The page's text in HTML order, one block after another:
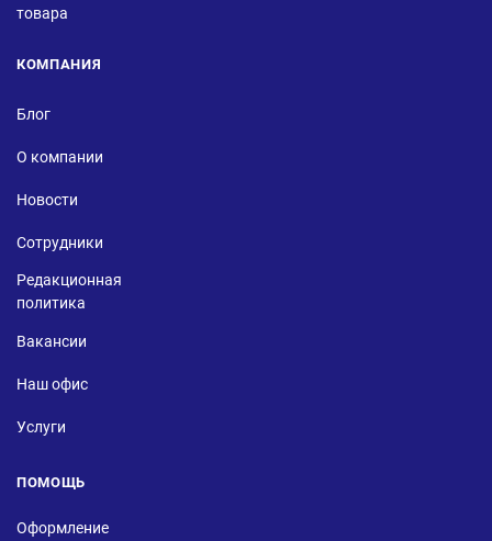
товара
КОМПАНИЯ
Блог
О компании
Новости
Сотрудники
Редакционная
политика
Вакансии
Наш офис
Услуги
ПОМОЩЬ
Оформление